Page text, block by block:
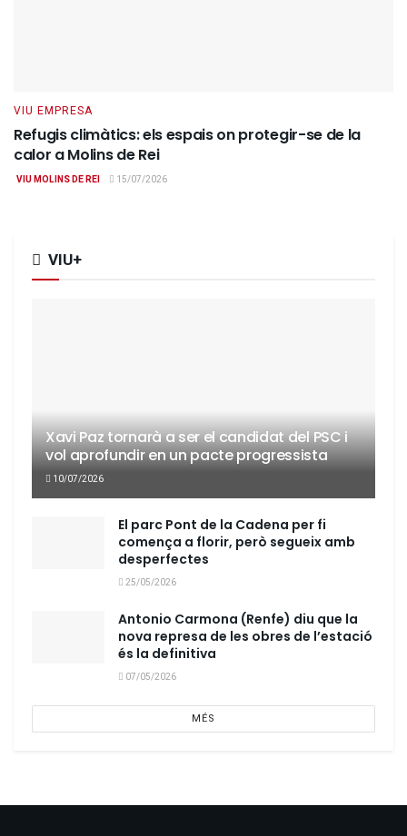
VIU EMPRESA
Refugis climàtics: els espais on protegir-se de la
calor a Molins de Rei
VIU MOLINS DE REI 15/07/2026
VIU+
Xavi Paz tornarà a ser el candidat del PSC i
vol aprofundir en un pacte progressista
10/07/2026
El parc Pont de la Cadena per fi
comença a florir, però segueix amb
desperfectes
25/05/2026
Antonio Carmona (Renfe) diu que la
nova represa de les obres de l’estació
és la definitiva
07/05/2026
MÉS